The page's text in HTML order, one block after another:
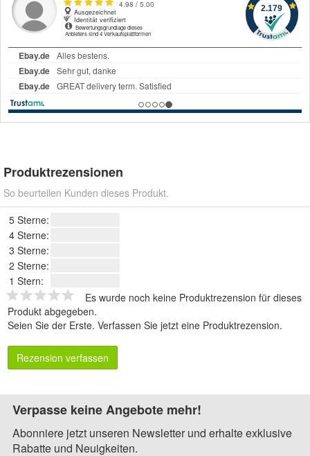
Produktrezensionen
So beurteilen Kunden dieses Produkt.
5 Sterne:
4 Sterne:
3 Sterne:
2 Sterne:
1 Stern:
Es wurde noch keine Produktrezension für dieses
Produkt abgegeben.
Seien Sie der Erste. Verfassen Sie jetzt eine Produktrezension.
Rezension verfassen
Verpasse keine Angebote mehr!
Abonniere jetzt unseren Newsletter und erhalte exklusive
Rabatte und Neuigkeiten.